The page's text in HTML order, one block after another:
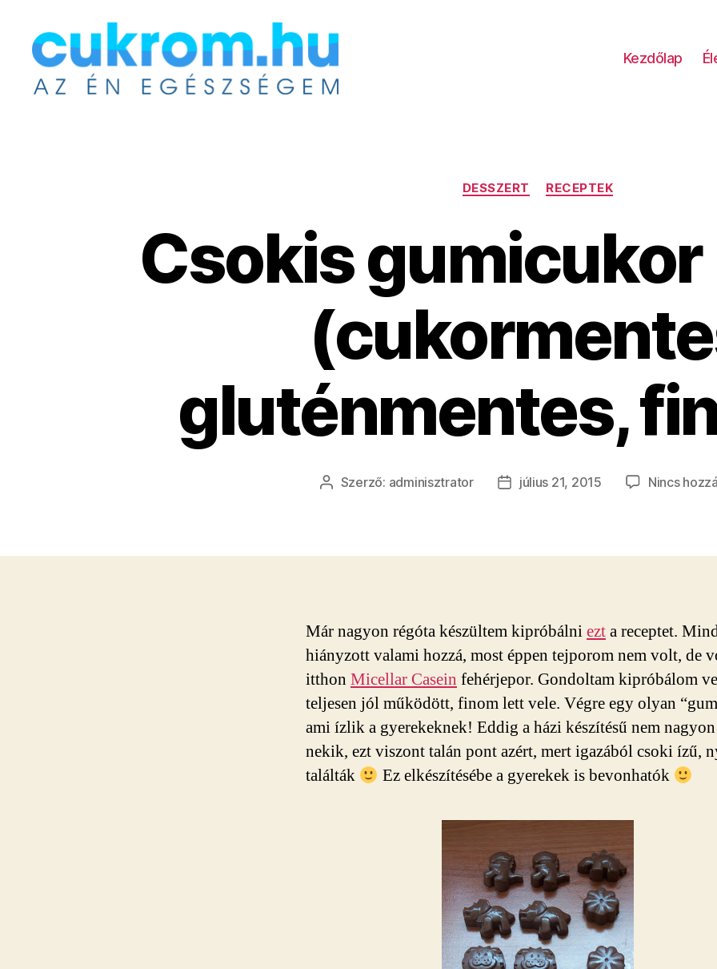
Kezdőlap
Kategóriák
DESSZERT RECEPTEK
Csokis gumicukor
gluténmentes,
Bejegyzés
Szerző: adminisztrator
Bejegyzés
július 21, 2015 Nincs
Már nagyon régóta készültem kipróbálniezta receptet.
hiányzott valami hozzá, most éppen tejporom nem volt, de
itthon Micellar Casein fehérjepor. Gondoltam kipróbálom
teljesen jól működött, finom lett vele. Végre egy olyan
ami ízlik a gyerekeknek! Eddig a házi készítésű nem
nekik, ezt viszont talán pont azért, mert igazából csoki ízű,
találták
Ez elkészítésébe a gyerekek is bevonhatók